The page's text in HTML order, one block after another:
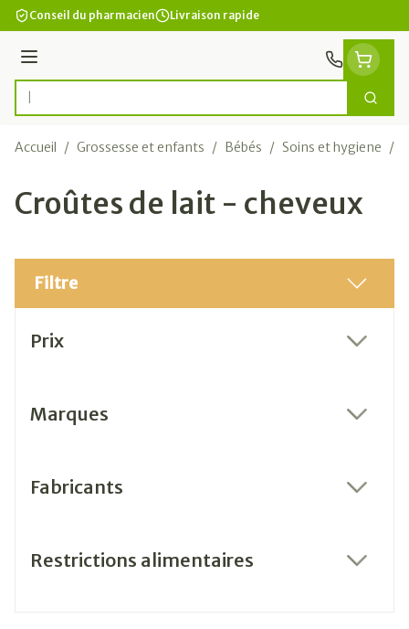
Aller au contenu
Conseil du pharmacien Livraison rapide
Menu
Rechercher
Accueil / Grossesse et enfants / Bébés / Soins et hygiene /
Croûtes de lait - cheveux
Filtre
Prix
Marques
Fabricants
Restrictions alimentaires